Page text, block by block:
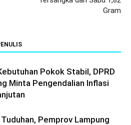
Gram
Pokok Stabil, DPRD
Minta Pengendalian Inflasi
Pemprov Lampung